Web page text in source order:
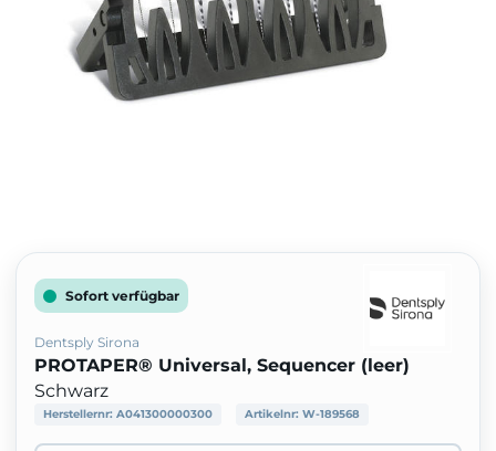
Sofort verfügbar
Dentsply Sirona
PROTAPER® Universal, Sequencer (leer)
Schwarz
Herstellernr: A041300000300 Artikelnr: W-189568